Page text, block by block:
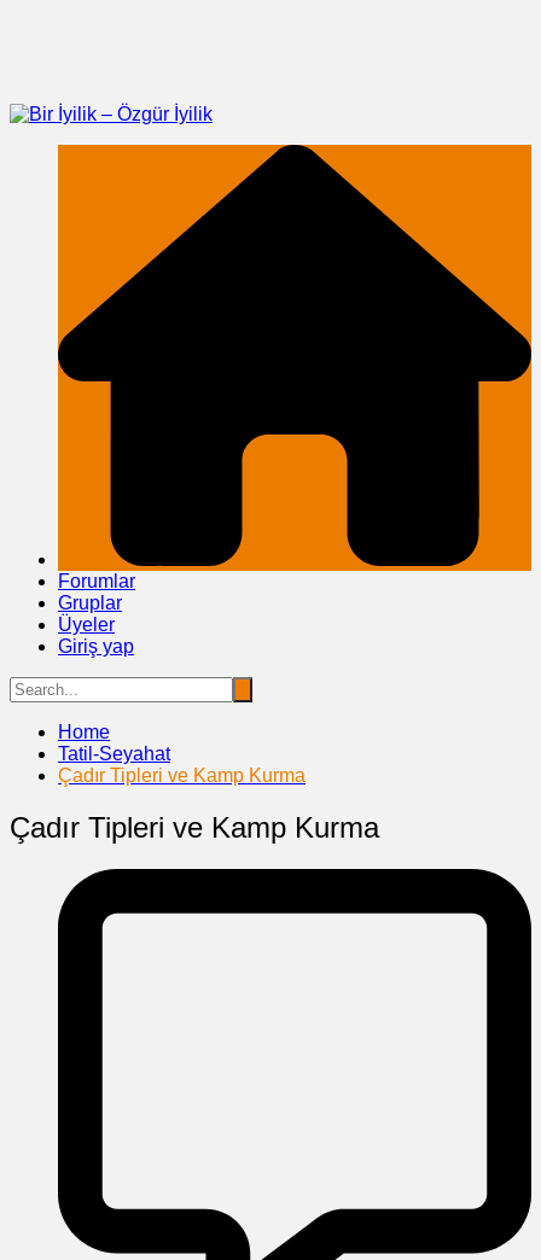
Forumlar
Gruplar
Üyeler
Giriş yap
Home
Tatil-Seyahat
Çadır Tipleri ve Kamp Kurma
Çadır Tipleri ve Kamp Kurma